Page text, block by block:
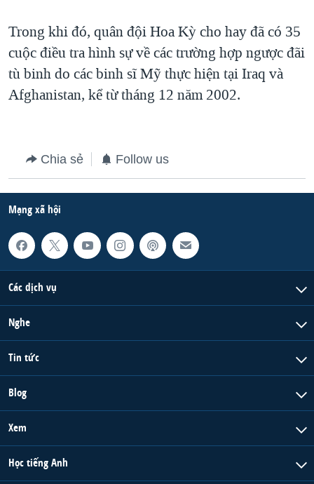
Trong khi đó, quân đội Hoa Kỳ cho hay đã có 35
cuộc điều tra hình sự về các trường hợp ngược đãi
tù binh do các binh sĩ Mỹ thực hiện tại Iraq và
Afghanistan, kể từ tháng 12 năm 2002.
Chia sẻ Follow us
Mạng xã hội
Các dịch vụ
Nghe
Tin tức
Blog
Xem
Học tiếng Anh